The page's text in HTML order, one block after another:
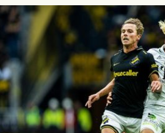
då vinnaren i mötet mellan isländska
Mostar från Bosnien och Hercegovina.